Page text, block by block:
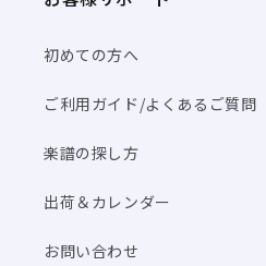
初めての方へ
ご利用ガイド/よくあるご質問
楽譜の探し方
出荷＆カレンダー
お問い合わせ